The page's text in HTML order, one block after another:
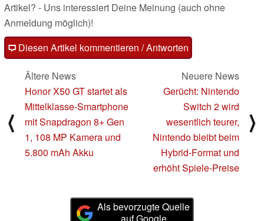
Artikel? - Uns interessiert Deine Meinung (auch ohne
Anmeldung möglich)!
Diesen Artikel kommentieren / Antworten
⟨
Ältere News
Honor X50 GT startet als
Mittelklasse-Smartphone
mit Snapdragon 8+ Gen
1, 108 MP Kamera und
5.800 mAh Akku
Neuere News
Gerücht: Nintendo
Switch 2 wird
wesentlich teurer,
Nintendo bleibt beim
Hybrid-Format und
erhöht Spiele-Preise
⟩
Als bevorzugte Quelle
auf Google